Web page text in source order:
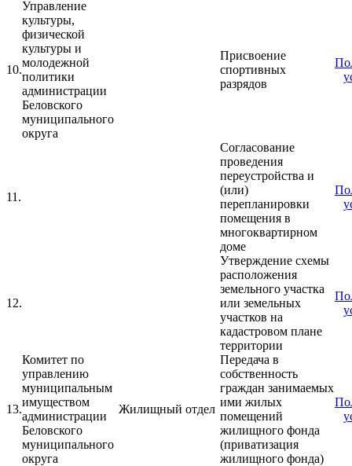
10.
Управление
культуры,
физической
культуры и
молодежной
политики
администрации
Беловского
муниципального
округа
Присвоение
спортивных
разрядов
11.
Согласование
проведения
переустройства и
(или)
перепланировки
помещения в
многоквартирном
доме
12.
Утверждение схемы
расположения
земельного участка
или земельных
участков на
кадастровом плане
территории
13.
Комитет по
управлению
муниципальным
имуществом
администрации
Беловского
муниципального
округа
Жилищный отдел
Передача в
собственность
граждан занимаемых
ими жилых
помещений
жилищного фонда
(приватизация
жилищного фонда)